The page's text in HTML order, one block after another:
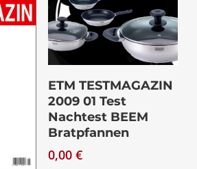
Download
ETM TESTMAGAZIN
2009 01 Test
Nachtest BEEM
Bratpfannen
0,00€